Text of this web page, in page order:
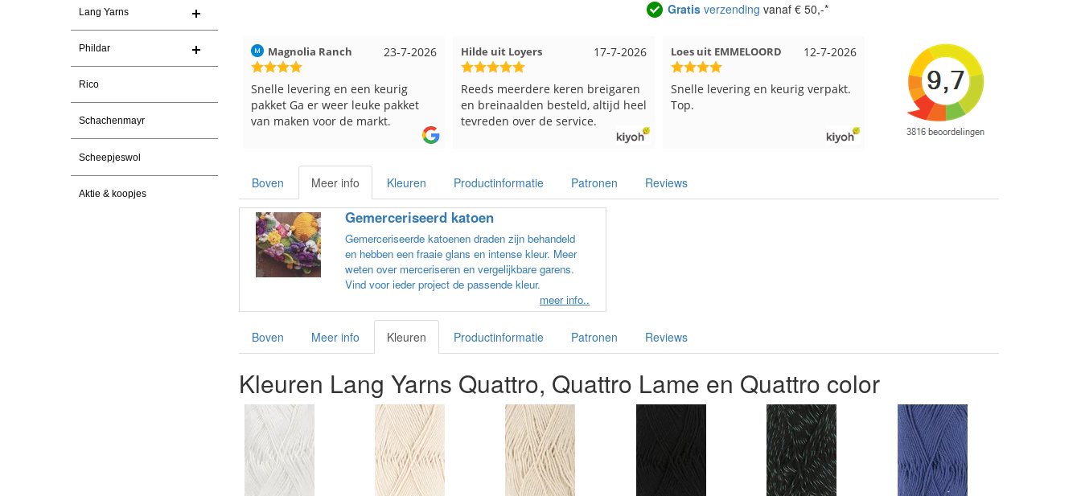
Lang Yarns
Phildar
Rico
Schachenmayr
Scheepjeswol
Aktie & koopjes
Gratisverzending vanaf € 50,-*
30-7-2026
Christel Vanderlinden
Snelle levering. En prima garen
23-7-2026
Magnolia Ranch
Snelle levering en een keurig
pakket Ga er weer leuke pakket
van maken voor de markt.
17-7-2026
Hilde uit Loyers
Reeds meerdere keren breigaren
en breinaalden besteld, altijd heel
tevreden over de service.
12-7-2026
Loes uit EMMELOORD
Snelle levering en keurig verpakt.
Top.
Nell uit Beuningen
Goed verpakt en snelgeleverd
Boven Meer info Kleuren Productinformatie Patronen Reviews
Gemerceriseerd katoen
Gemerceriseerde katoenen draden zijn behandeld
en hebben een fraaie glans en intense kleur. Meer
weten over merceriseren en vergelijkbare garens.
Vind voor ieder project de passende kleur.
meer info..
Boven Meer info Kleuren Productinformatie Patronen Reviews
Kleuren Lang Yarns Quattro, Quattro Lame en Quattro color